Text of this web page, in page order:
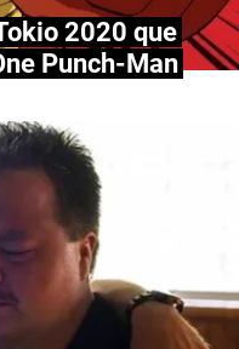
2020 que
Punch-Man